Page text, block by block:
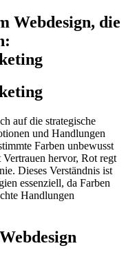
Webdesign, die
auf die strategische
und Handlungen
Farben unbewusst
hervor, Rot regt
Dieses Verständnis ist
essenziell, da Farben
Handlungen